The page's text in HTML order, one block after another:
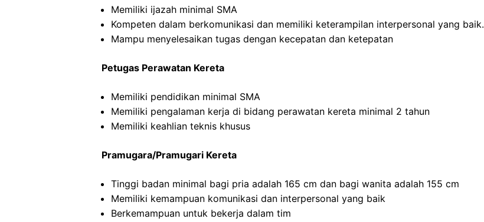
Memiliki ijazah minimal SMA
Kompeten dalam berkomunikasi dan memiliki keterampilan interpersonal yang baik.
Mampu menyelesaikan tugas dengan kecepatan dan ketepatan
Petugas Perawatan Kereta
Memiliki pendidikan minimal SMA
Memiliki pengalaman kerja di bidang perawatan kereta minimal 2 tahun
Memiliki keahlian teknis khusus
Pramugara/Pramugari Kereta
Tinggi badan minimal bagi pria adalah 165 cm dan bagi wanita adalah 155 cm
Memiliki kemampuan komunikasi dan interpersonal yang baik
Berkemampuan untuk bekerja dalam tim